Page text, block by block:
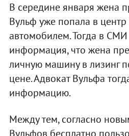
В середине января жена
Вульф уже попала в центр
автомобилем. Тогда в СМИ
информация, что жена
личную машину в лизинг
цене. Адвокат Вульфа
информацию.
Между тем, согласно